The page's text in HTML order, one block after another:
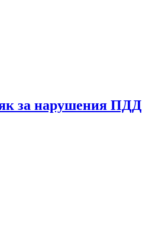
за нарушения ПДД